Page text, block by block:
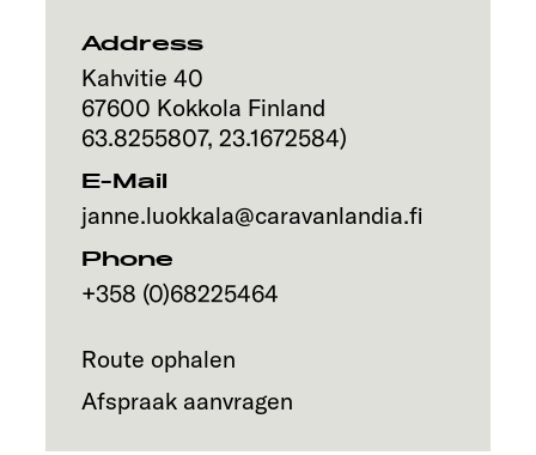
Address
Kahvitie 40
67600 Kokkola Finland
63.8255807, 23.1672584)
E-Mail
janne.luokkala@caravanlandia.fi
Phone
+358 (0)68225464
Route ophalen
Afspraak aanvragen